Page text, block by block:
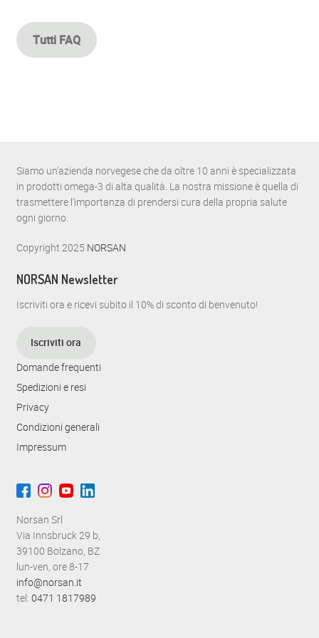
Tutti FAQ
Siamo un’azienda norvegese che da oltre 10 anni è specializzata
in prodotti omega-3 di alta qualità. La nostra missione è quella di
trasmettere l’importanza di prendersi cura della propria salute
ogni giorno.
Copyright 2025 NORSAN
NORSAN Newsletter
Iscriviti ora e ricevi subito il 10% di sconto di benvenuto!
Iscriviti ora
Domande frequenti
Spedizioni e resi
Privacy
Condizioni generali
Impressum
Norsan Srl
Via Innsbruck 29 b,
39100 Bolzano, BZ
lun-ven, ore 8-17
info@norsan.it
tel: 0471 1817989